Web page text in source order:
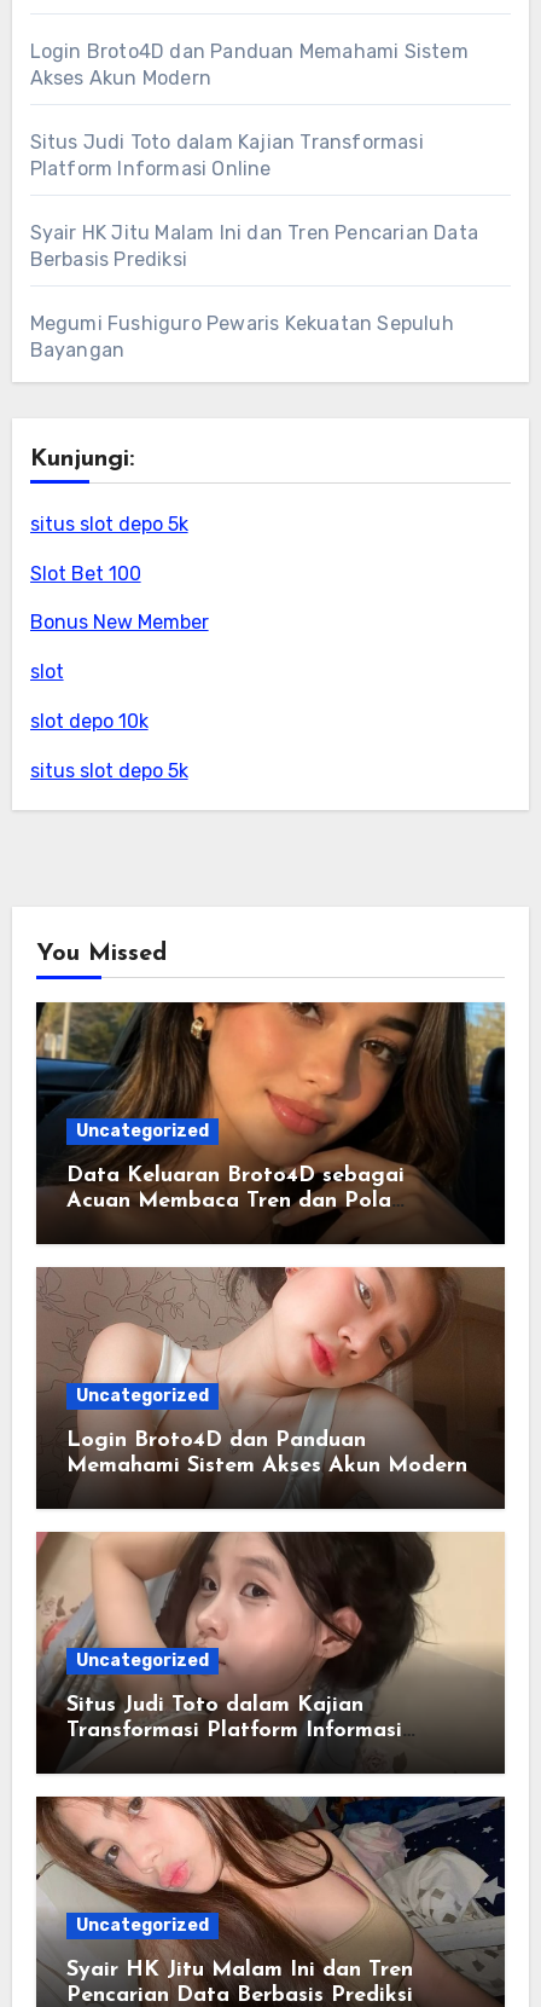
Login Broto4D dan Panduan Memahami Sistem
Akses Akun Modern
Situs Judi Toto dalam Kajian Transformasi
Platform Informasi Online
Syair HK Jitu Malam Ini dan Tren Pencarian Data
Berbasis Prediksi
Megumi Fushiguro Pewaris Kekuatan Sepuluh
Bayangan
Kunjungi:
situs slot depo 5k
Slot Bet 100
Bonus New Member
slot
slot depo 10k
situs slot depo 5k
You Missed
Uncategorized
Data Keluaran Broto4D sebagai
Acuan Membaca Tren dan Pola
Uncategorized
Login Broto4D dan Panduan
Memahami Sistem Akses Akun Modern
Uncategorized
Situs Judi Toto dalam Kajian
Transformasi Platform Informasi
Online
Uncategorized
Syair HK Jitu Malam Ini dan Tren
Pencarian Data Berbasis Prediksi